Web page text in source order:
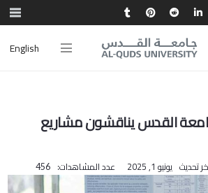
English
القدس يناقشون مشاريع
تحديث يونيو 1, 2025 عدد المشاهدات: 456